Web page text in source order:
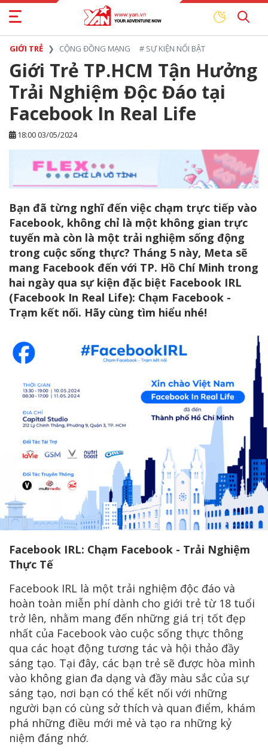
GIỚI TRẺ CỘNG ĐỒNG MẠNG # SỰ KIỆN NỔI BẬT
Giới Trẻ TP.HCM Tận Hưởng
Trải Nghiệm Độc Đáo tại
Facebook In Real Life
18:00 03/05/2024
Bạn đã từng nghĩ đến việc chạm trực tiếp vào
Facebook, không chỉ là một không gian trực
tuyến mà còn là một trải nghiệm sống động
trong cuộc sống thực? Tháng 5 này, Meta sẽ
mang Facebook đến với TP. Hồ Chí Minh trong
hai ngày qua sự kiện đặc biệt Facebook IRL
(Facebook In Real Life): Chạm Facebook -
Trạm kết nối. Hãy cùng tìm hiểu nhé!
Facebook IRL: Chạm Facebook - Trải Nghiệm
Thực Tế
Facebook IRL là một trải nghiệm độc đáo và
hoàn toàn miễn phí dành cho giới trẻ từ 18 tuổi
trở lên, nhằm mang đến những giá trị tốt đẹp
nhất của Facebook vào cuộc sống thực thông
qua các hoạt động tương tác và hội thảo đầy
sáng tạo. Tại đây, các bạn trẻ sẽ được hòa mình
vào không gian đa dạng và đầy màu sắc của sự
sáng tạo, nơi bạn có thể kết nối với những
người bạn có cùng sở thích và quan điểm, khám
phá những điều mới mẻ và tạo ra những kỷ
niệm đáng nhớ.